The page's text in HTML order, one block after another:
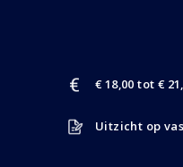
€ 18,00 tot €
Uitzicht op